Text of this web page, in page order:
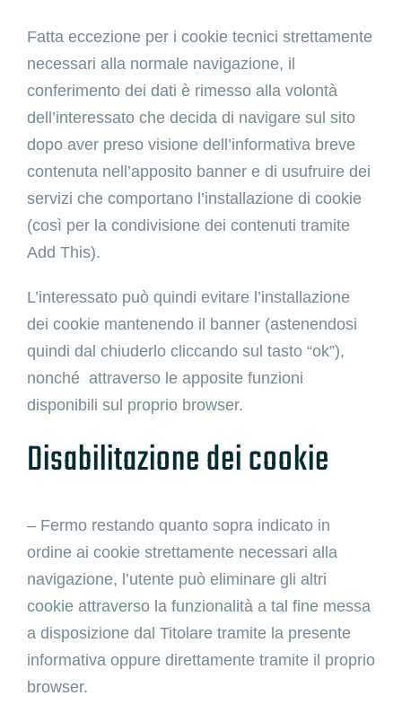
Fatta eccezione per i cookie tecnici strettamente
necessari alla normale navigazione, il
conferimento dei dati è rimesso alla volontà
dell’interessato che decida di navigare sul sito
dopo aver preso visione dell’informativa breve
contenuta nell’apposito banner e di usufruire dei
servizi che comportano l’installazione di cookie
(così per la condivisione dei contenuti tramite
Add This).
L’interessato può quindi evitare l’installazione
dei cookie mantenendo il banner (astenendosi
quindi dal chiuderlo cliccando sul tasto “ok”),
nonché attraverso le apposite funzioni
disponibili sul proprio browser.
Disabilitazione dei cookie
– Fermo restando quanto sopra indicato in
ordine ai cookie strettamente necessari alla
navigazione, l’utente può eliminare gli altri
cookie attraverso la funzionalità a tal fine messa
a disposizione dal Titolare tramite la presente
informativa oppure direttamente tramite il proprio
browser.